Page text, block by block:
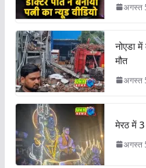
अगस्त
नोएडा
मौत
अगस्त
मेरठ में 3
अगस्त